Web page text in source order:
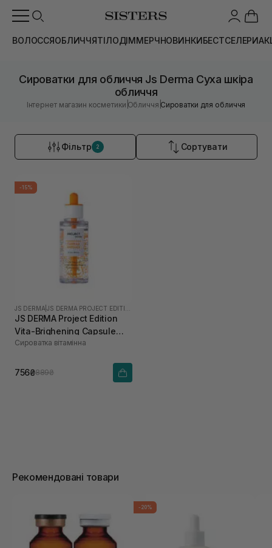
ВОЛОССЯОБЛИЧЧЯТІЛОДІММЕРЧНОВИНКИБЕСТСЕЛЕРИ
Сироватки для обличчя Js Derma Суха шкіра
обличчя
Інтернет магазин косметики |Обличчя |Сироватки для обличчя
Фільтр 2 Сортувати
-15%
JS DERMA |
JS DERMA Project Edition
Vita-Brighening Capsule
Ampoule 50 мл
Сироватка вітамінна
756₴889₴
Рекомендовані товари
-20%